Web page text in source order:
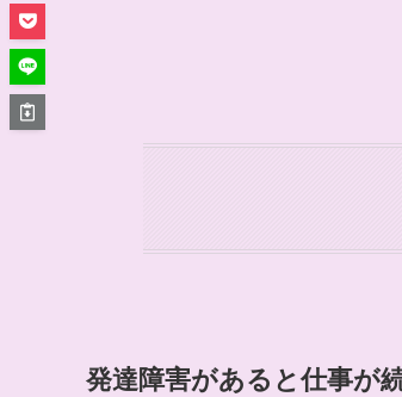
発達障害があると仕事が